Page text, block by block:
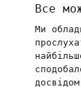
Все
Ми